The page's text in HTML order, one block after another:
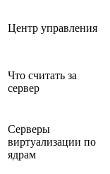
Центр управления
Что считать за
сервер
Серверы
виртуализации по
ядрам